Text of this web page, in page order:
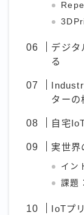
デジタ
る
ターの
自宅
実世界
イン
課題
IoTプ